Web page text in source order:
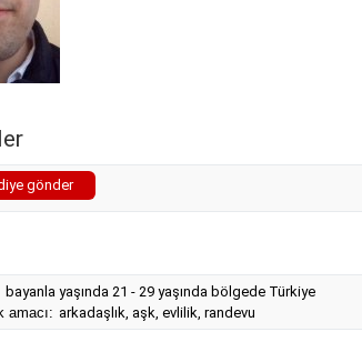
gönder
bayanla yaşında 21 - 29 yaşında bölgede Türkiye
amacı: arkadaşlık, aşk, evlilik, randevu